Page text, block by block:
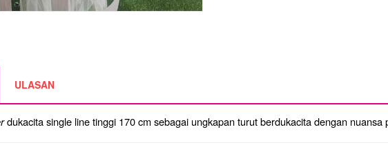
ULASAN
dukacita single line tinggi 170 cm sebagai ungkapan turut berdukacita dengan nuansa